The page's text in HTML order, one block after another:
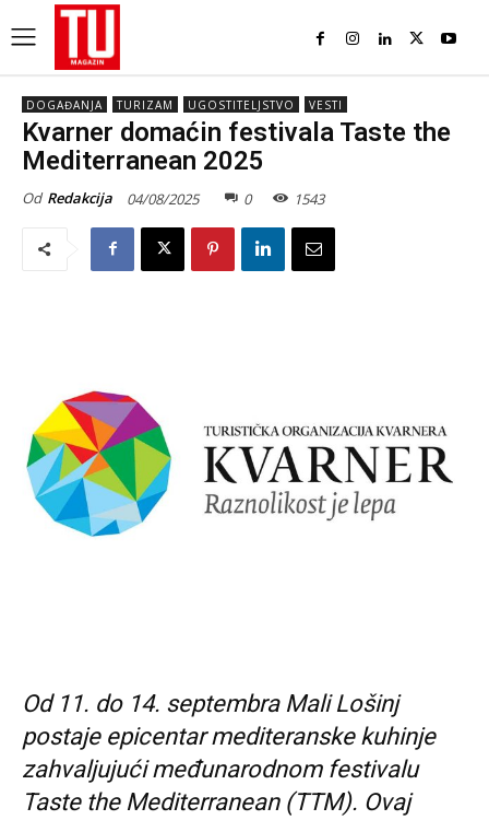
DOGAĐANJA TURIZAM UGOSTITELJSTVO VESTI
Kvarner domaćin festivala Taste the
Mediterranean 2025
Od Redakcija 04/08/2025 0 1543
Od 11. do 14. septembra Mali Lošinj
postaje epicentar mediteranske kuhinje
zahvaljujući međunarodnom festivalu
Taste the Mediterranean (TTM). Ovaj